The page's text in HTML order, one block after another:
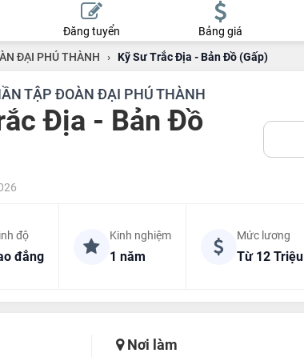
Đăng tuyển Bảng giá
ĐẠI PHÚ THÀNH › Kỹ Sư Trắc Địa - Bản Đồ (Gấp)
TẬP ĐOÀN ĐẠI PHÚ THÀNH
Địa - Bản Đồ
độ
đẳng
Kinh nghiệm
1 năm
Mức lương
Từ 12 Triệu
Nơi làm